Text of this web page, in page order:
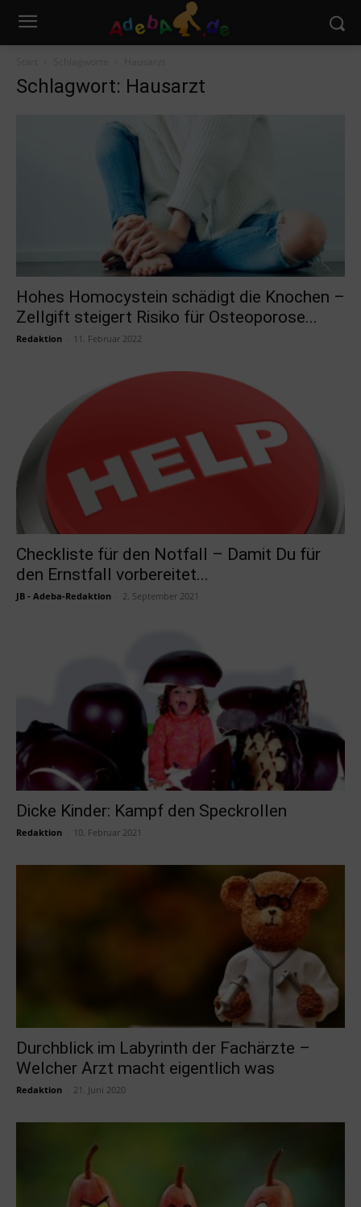
Schlagwort: Hausarzt
Hohes Homocystein schädigt die Knochen –
Zellgift steigert Risiko für Osteoporose...
Redaktion 11. Februar 2022
Checkliste für den Notfall – Damit Du für
den Ernstfall vorbereitet...
JB - Adeba-Redaktion 2. September 2021
Dicke Kinder: Kampf den Speckrollen
Redaktion 10. Februar 2021
Durchblick im Labyrinth der Fachärzte –
Welcher Arzt macht eigentlich was
Redaktion 21. Juni 2020